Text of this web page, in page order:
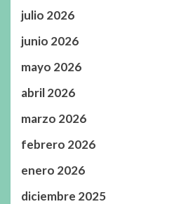
julio 2026
junio 2026
mayo 2026
abril 2026
marzo 2026
febrero 2026
enero 2026
diciembre 2025